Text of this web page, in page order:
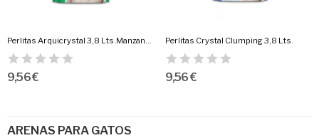
ARENAS PARA GATOS
9,56 €
Perlitas Crystal Clumping 3,8 Lts.
9,56 €